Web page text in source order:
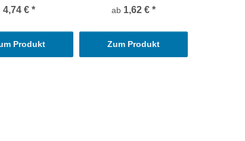
4,74 € *
Produkt
ab 1,62 € *
Zum Produkt